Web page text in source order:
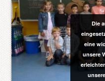
Die
eine
unsere